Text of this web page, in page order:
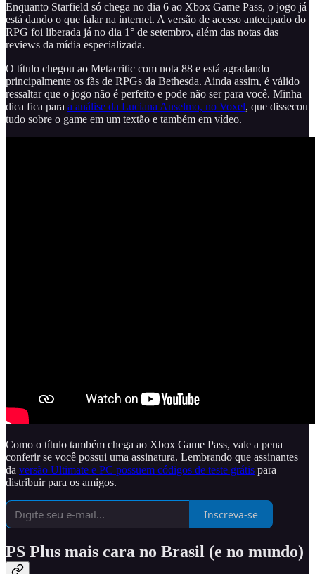
Enquanto Starfield só chega no dia 6 ao Xbox Game Pass, o jogo já
está dando o que falar na internet. A versão de acesso antecipado do
RPG foi liberada já no dia 1° de setembro, além das notas das
reviews da mídia especializada.
O título chegou ao Metacritic com nota 88 e está agradando
principalmente os fãs de RPGs da Bethesda. Ainda assim, é válido
ressaltar que o jogo não é perfeito e pode não ser para você. Minha
dica fica para a análise da Luciana Anselmo, no Voxel, que dissecou
tudo sobre o game em um textão e também em vídeo.
Como o título também chega ao Xbox Game Pass, vale a pena
conferir se você possui uma assinatura. Lembrando que assinantes
da versão Ultimate e PC possuem códigos de teste grátis para
distribuir para os amigos.
Inscreva-se
PS Plus mais cara no Brasil (e no mundo)